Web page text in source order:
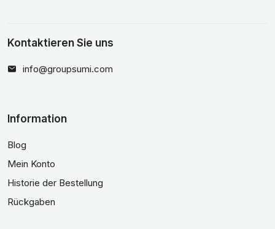
Kontaktieren Sie uns
info@groupsumi.com
Information
Blog
Mein Konto
Historie der Bestellung
Rückgaben